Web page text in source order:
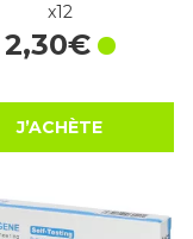
x12
2,30€
J’ACHÈTE